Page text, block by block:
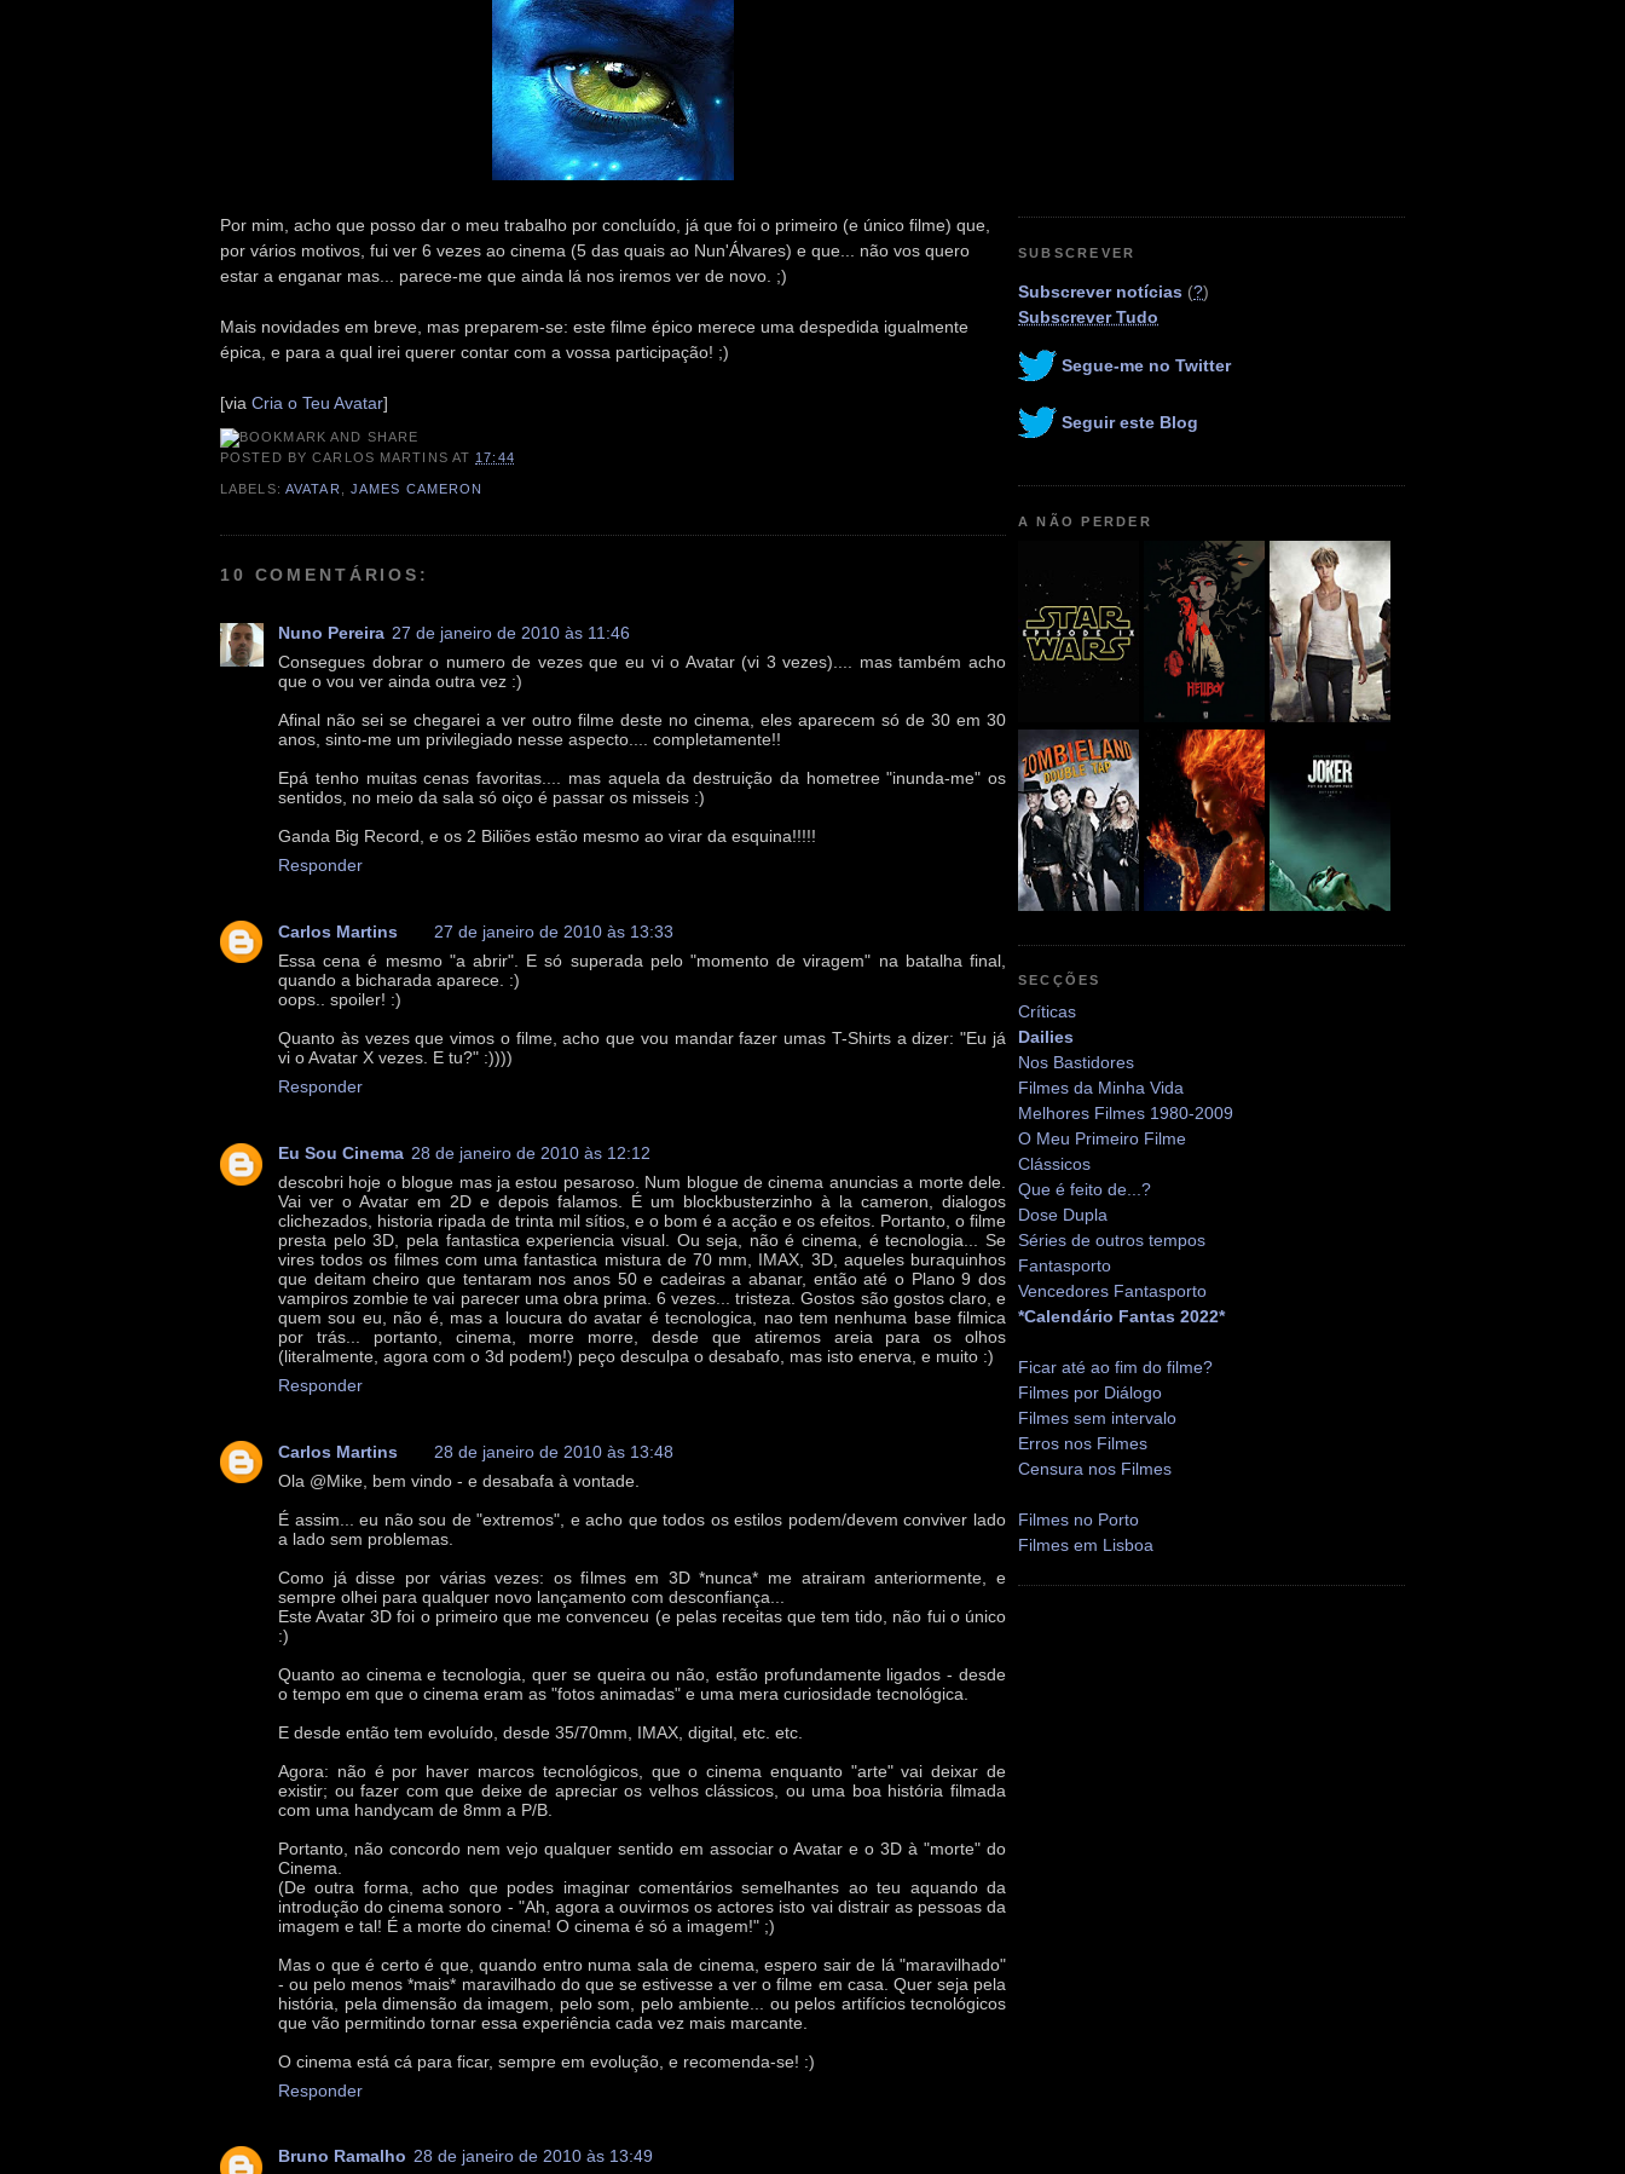
Por mim, acho que posso dar o meu trabalho por concluído, já que foi o primeiro (e único filme) que,
por vários motivos, fui ver 6 vezes ao cinema (5 das quais ao Nun'Álvares) e que... não vos quero
estar a enganar mas... parece-me que ainda lá nos iremos ver de novo. ;)
Mais novidades em breve, mas preparem-se: este filme épico merece uma despedida igualmente
épica, e para a qual irei querer contar com a vossa participação! ;)
[via Cria o Teu Avatar]
POSTED BYCARLOS MARTINS AT 17:44
LABELS: AVATAR JAMES CAMERON
10 COMENTÁRIOS:
Nuno Pereira 27 de janeiro de 2010 às 11:46
Consegues dobrar o numero de vezes que eu vi o Avatar (vi 3 vezes).... mas também acho
que o vou ver ainda outra vez :)
Afinal não sei se chegarei a ver outro filme deste no cinema, eles aparecem só de 30 em 30
anos, sinto-me um privilegiado nesse aspecto.... completamente!!
Epá tenho muitas cenas favoritas.... mas aquela da destruição da hometree "inunda-me" os
sentidos, no meio da sala só oiço é passar os misseis :)
Ganda Big Record, e os 2 Biliões estão mesmo ao virar da esquina!!!!!
Responder
Carlos Martins
27 de janeiro de 2010 às 13:33
Essa cena é mesmo "a abrir". E só superada pelo "momento de viragem" na batalha final,
quando a bicharada aparece. :)
oops.. spoiler! :)
Quanto às vezes que vimos o filme, acho que vou mandar fazer umas T-Shirts a dizer: "Eu já
vi o Avatar X vezes. E tu?" :))))
Responder
Eu Sou Cinema 28 de janeiro de 2010 às 12:12
descobri hoje o blogue mas ja estou pesaroso. Num blogue de cinema anuncias a morte dele.
Vai ver o Avatar em 2D e depois falamos. É um blockbusterzinho à la cameron, dialogos
clichezados, historia ripada de trinta mil sítios, e o bom é a acção e os efeitos. Portanto, o filme
presta pelo 3D, pela fantastica experiencia visual. Ou seja, não é cinema, é tecnologia... Se
vires todos os filmes com uma fantastica mistura de 70 mm, IMAX, 3D, aqueles buraquinhos
que deitam cheiro que tentaram nos anos 50 e cadeiras a abanar, então até o Plano 9 dos
vampiros zombie te vai parecer uma obra prima. 6 vezes... tristeza. Gostos são gostos claro, e
quem sou eu, não é, mas a loucura do avatar é tecnologica, nao tem nenhuma base filmica
por trás... portanto, cinema, morre morre, desde que atiremos areia para os olhos
(literalmente, agora com o 3d podem!) peço desculpa o desabafo, mas isto enerva, e muito :)
Responder
Carlos Martins
28 de janeiro de 2010 às 13:48
Ola @Mike, bem vindo - e desabafa à vontade.
É assim... eu não sou de "extremos", e acho que todos os estilos podem/devem conviver lado
a lado sem problemas.
Como já disse por várias vezes: os filmes em 3D *nunca* me atrairam anteriormente, e
sempre olhei para qualquer novo lançamento com desconfiança...
Este Avatar 3D foi o primeiro que me convenceu (e pelas receitas que tem tido, não fui o único
:)
Quanto ao cinema e tecnologia, quer se queira ou não, estão profundamente ligados - desde
o tempo em que o cinema eram as "fotos animadas" e uma mera curiosidade tecnológica.
E desde então tem evoluído, desde 35/70mm, IMAX, digital, etc. etc.
Agora: não é por haver marcos tecnológicos, que o cinema enquanto "arte" vai deixar de
existir; ou fazer com que deixe de apreciar os velhos clássicos, ou uma boa história filmada
com uma handycam de 8mm a P/B.
Portanto, não concordo nem vejo qualquer sentido em associar o Avatar e o 3D à "morte" do
Cinema.
(De outra forma, acho que podes imaginar comentários semelhantes ao teu aquando da
introdução do cinema sonoro - "Ah, agora a ouvirmos os actores isto vai distrair as pessoas da
imagem e tal! É a morte do cinema! O cinema é só a imagem!" ;)
Mas o que é certo é que, quando entro numa sala de cinema, espero sair de lá "maravilhado"
- ou pelo menos *mais* maravilhado do que se estivesse a ver o filme em casa. Quer seja pela
história, pela dimensão da imagem, pelo som, pelo ambiente... ou pelos artifícios tecnológicos
que vão permitindo tornar essa experiência cada vez mais marcante.
O cinema está cá para ficar, sempre em evolução, e recomenda-se! :)
Responder
Bruno Ramalho 28 de janeiro de 2010 às 13:49
SUBSCREVER
Subscrever notícias (?)
Subscrever Tudo
Segue-me no Twitter
Seguir este Blog
A NÃO PERDER
SECÇÕES
Críticas
Dailies
Nos Bastidores
Filmes da Minha Vida
Melhores Filmes 1980-2009
O Meu Primeiro Filme
Clássicos
Que é feito de...?
Dose Dupla
Séries de outros tempos
Fantasporto
Vencedores Fantasporto
*Calendário Fantas 2022*
Ficar até ao fim do filme?
Filmes por Diálogo
Filmes sem intervalo
Erros nos Filmes
Censura nos Filmes
Filmes no Porto
Filmes em Lisboa